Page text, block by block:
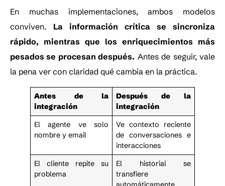
En muchas implementaciones, ambos modelos
conviven. La información crítica se sincroniza
rápido, mientras que los enriquecimientos más
pesados se procesan después. Antes de seguir, vale
la pena ver con claridad qué cambia en la práctica.
Antes de la
integración
Después de la
integración
El agente ve solo
nombre y email
Ve contexto reciente
de conversaciones e
interacciones
El cliente repite su
problema
El historial se
transfiere